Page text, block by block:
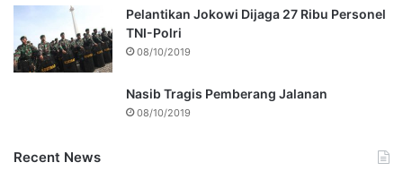
Pelantikan Jokowi Dijaga 27 Ribu Personel
TNI-Polri
08/10/2019
Nasib Tragis Pemberang Jalanan
08/10/2019
Recent News